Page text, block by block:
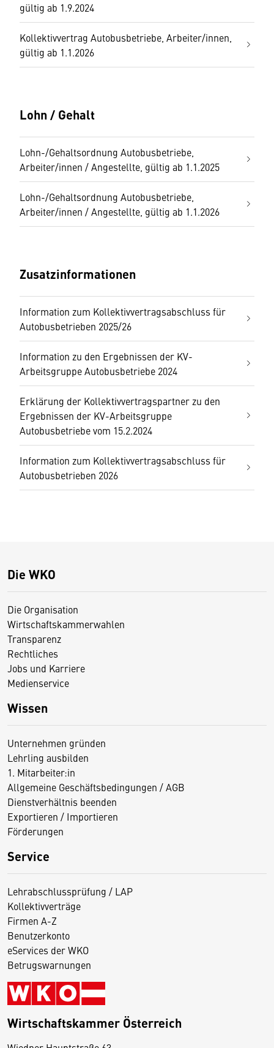
gültig ab 1.9.2024
Kollektivvertrag Autobusbetriebe, Arbeiter/innen,
gültig ab 1.1.2026
Lohn / Gehalt
Lohn-/Gehaltsordnung Autobusbetriebe,
Arbeiter/innen / Angestellte, gültig ab 1.1.2025
Lohn-/Gehaltsordnung Autobusbetriebe,
Arbeiter/innen / Angestellte, gültig ab 1.1.2026
Zusatzinformationen
Information zum Kollektivvertragsabschluss für
Autobusbetrieben 2025/26
Information zu den Ergebnissen der KV-
Arbeitsgruppe Autobusbetriebe 2024
Erklärung der Kollektivvertragspartner zu den
Ergebnissen der KV-Arbeitsgruppe
Autobusbetriebe vom 15.2.2024
Information zum Kollektivvertragsabschluss für
Autobusbetrieben 2026
Die WKO
Die Organisation
Wirtschaftskammerwahlen
Transparenz
Rechtliches
Jobs und Karriere
Medienservice
Wissen
Unternehmen gründen
Lehrling ausbilden
1. Mitarbeiter:in
Allgemeine Geschäftsbedingungen / AGB
Dienstverhältnis beenden
Exportieren / Importieren
Förderungen
Service
Lehrabschlussprüfung / LAP
Kollektivverträge
Firmen A-Z
Benutzerkonto
eServices der WKO
Betrugswarnungen
Wirtschaftskammer Österreich